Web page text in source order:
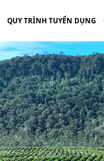
QUY TRÌNH TUYỂN DỤNG